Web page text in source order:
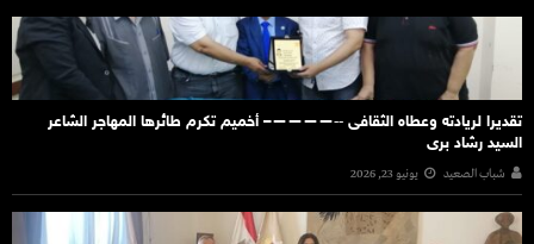
تقديرا لريادته وعطاه الثقافى ‐‐————– أخميم تكرم طائرها المهاجر الشاعر
السيد رشاد برى
شباب الصعيد يونيو 23, 2026